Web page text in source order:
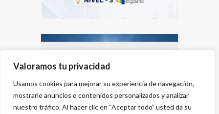
Valoramos tu privacidad
Usamos cookies para mejorar su experiencia de navegación,
mostrarle anuncios o contenidos personalizados y analizar
nuestro tráfico. Al hacer clic en “Aceptar todo” usted da su